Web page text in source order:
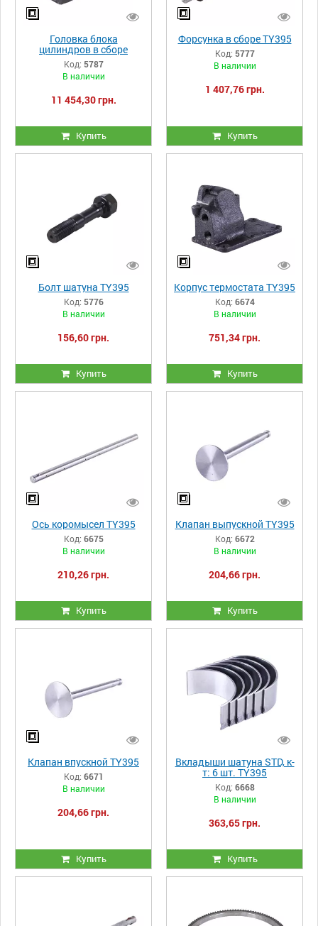
Головка блока
цилиндров в сборе
TY3100B
Код: 5787
В наличии
11 454,30 грн.
Купить
Форсунка в сборе TY395
Код: 5777
В наличии
1 407,76 грн.
Купить
Болт шатуна TY395
Код: 5776
В наличии
156,60 грн.
Купить
Корпус термостата TY395
Код: 6674
В наличии
751,34 грн.
Купить
Ось коромысел TY395
Код: 6675
В наличии
210,26 грн.
Купить
Клапан выпускной TY395
Код: 6672
В наличии
204,66 грн.
Купить
Клапан впускной TY395
Код: 6671
В наличии
204,66 грн.
Купить
Вкладыши шатуна STD, к-
т: 6 шт. TY395
Код: 6668
В наличии
363,65 грн.
Купить